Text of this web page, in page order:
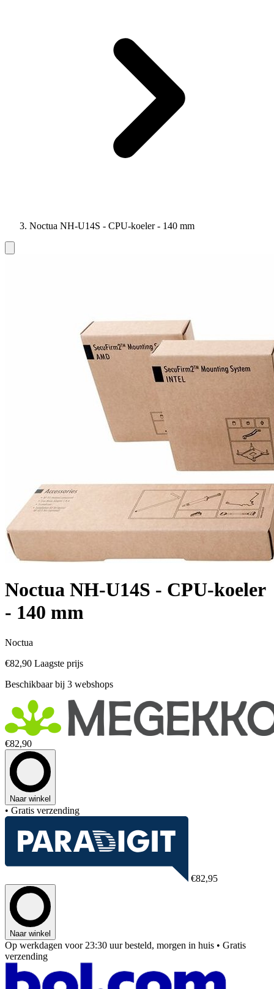
Noctua NH-U14S - CPU-koeler - 140 mm
Noctua NH-U14S - CPU-koeler
- 140 mm
Noctua
€82,90 Laagste prijs
Beschikbaar bij 3 webshops
€82,90
Naar winkel
• Gratis verzending
€82,95
Naar winkel
Op werkdagen voor 23:30 uur besteld, morgen in huis • Gratis
verzending